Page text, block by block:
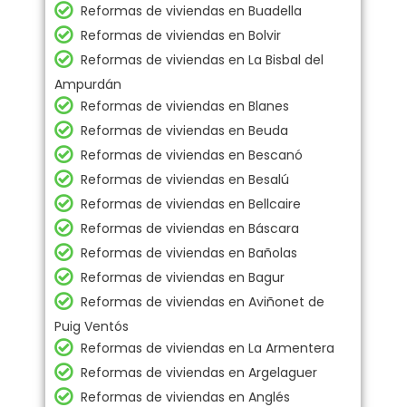
Reformas de viviendas en Buadella
Reformas de viviendas en Bolvir
Reformas de viviendas en La Bisbal del
Ampurdán
Reformas de viviendas en Blanes
Reformas de viviendas en Beuda
Reformas de viviendas en Bescanó
Reformas de viviendas en Besalú
Reformas de viviendas en Bellcaire
Reformas de viviendas en Báscara
Reformas de viviendas en Bañolas
Reformas de viviendas en Bagur
Reformas de viviendas en Aviñonet de
Puig Ventós
Reformas de viviendas en La Armentera
Reformas de viviendas en Argelaguer
Reformas de viviendas en Anglés